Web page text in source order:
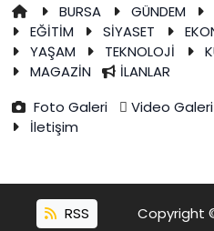
BURSA GÜNDEM
EĞİTİM
SİYASET
YAŞAM
TEKNOLOJİ
MAGAZİN
İLANLAR
Foto Galeri
Video Galeri
İletişim
RSS Copyright ©